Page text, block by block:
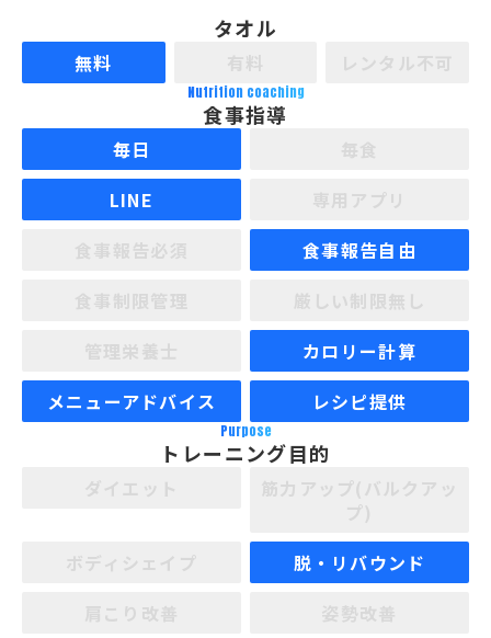
タオル
無料
Nutrition coaching
食事指導
毎日
LINE
食事報告自由
カロリー計算
メニューアドバイス
レシピ提供
Purpose
トレーニング目的
脱・リバウンド